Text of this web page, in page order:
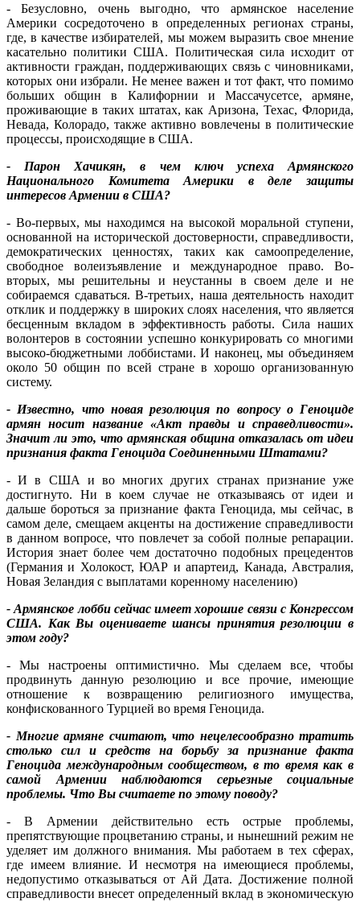
- Безусловно, очень выгодно, что армянское население
Америки сосредоточено в определенных регионах страны,
где, в качестве избирателей, мы можем выразить свое мнение
касательно политики США. Политическая сила исходит от
активности граждан, поддерживающих связь с чиновниками,
которых они избрали. Не менее важен и тот факт, что помимо
больших общин в Калифорнии и Массачусетсе, армяне,
проживающие в таких штатах, как Аризона, Техас, Флорида,
Невада, Колорадо, также активно вовлечены в политические
процессы, происходящие в США.
- Парон Хачикян, в чем ключ успеха Армянского
Национального Комитета Америки в деле защиты
интересов Армении в США?
- Во-первых, мы находимся на высокой моральной ступени,
основанной на исторической достоверности, справедливости,
демократических ценностях, таких как самоопределение,
свободное волеизъявление и международное право. Во-
вторых, мы решительны и неустанны в своем деле и не
собираемся сдаваться. В-третьих, наша деятельность находит
отклик и поддержку в широких слоях населения, что является
бесценным вкладом в эффективность работы. Сила наших
волонтеров в состоянии успешно конкурировать со многими
высоко-бюджетными лоббистами. И наконец, мы объединяем
около 50 общин по всей стране в хорошо организованную
систему.
- Известно, что новая резолюция по вопросу о Геноциде
армян носит название «Акт правды и справедливости».
Значит ли это, что армянская община отказалась от идеи
признания факта Геноцида Соединенными Штатами?
- И в США и во многих других странах признание уже
достигнуто. Ни в коем случае не отказываясь от идеи и
дальше бороться за признание факта Геноцида, мы сейчас, в
самом деле, смещаем акценты на достижение справедливости
в данном вопросе, что повлечет за собой полные репарации.
История знает более чем достаточно подобных прецедентов
(Германия и Холокост, ЮАР и апартеид, Канада, Австралия,
Новая Зеландия с выплатами коренному населению)
- Армянское лобби сейчас имеет хорошие связи с Конгрессом
США. Как Вы оцениваете шансы принятия резолюции в
этом году?
- Мы настроены оптимистично. Мы сделаем все, чтобы
продвинуть данную резолюцию и все прочие, имеющие
отношение к возвращению религиозного имущества,
конфискованного Турцией во время Геноцида.
- Многие армяне считают, что нецелесообразно тратить
столько сил и средств на борьбу за признание факта
Геноцида международным сообществом, в то время как в
самой Армении наблюдаются серьезные социальные
проблемы. Что Вы считаете по этому поводу?
- В Армении действительно есть острые проблемы,
препятствующие процветанию страны, и нынешний режим не
уделяет им должного внимания. Мы работаем в тех сферах,
где имеем влияние. И несмотря на имеющиеся проблемы,
недопустимо отказываться от Ай Дата. Достижение полной
справедливости внесет определенный вклад в экономическую